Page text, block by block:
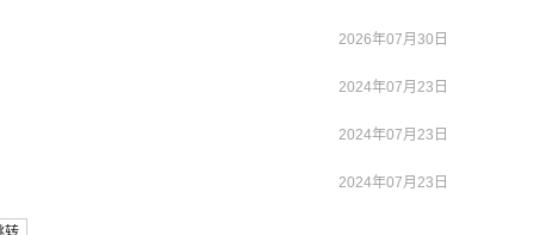
2026年07月30日
2024年07月23日
2024年07月23日
2024年07月23日